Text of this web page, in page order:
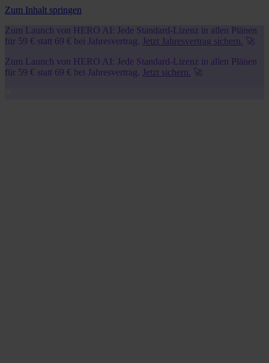
Zum Inhalt springen
Zum Launch von HERO AI: Jede Standard-Lizenz in allen Plänen
für 59 € statt 69 € bei Jahresvertrag. Jetzt Jahresvertrag sichern. 🚀
Zum Launch von HERO AI: Jede Standard-Lizenz in allen Plänen
für 59 € statt 69 € bei Jahresvertrag. Jetzt sichern. 🚀